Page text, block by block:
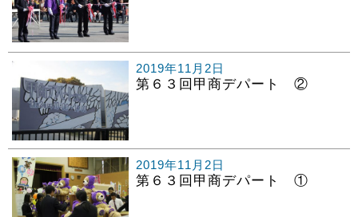
2019年11月2日
第６３回甲商デパート ②
2019年11月2日
第６３回甲商デパート ①